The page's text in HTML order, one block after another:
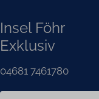
Insel Föhr
Exklusiv
04681 7461780